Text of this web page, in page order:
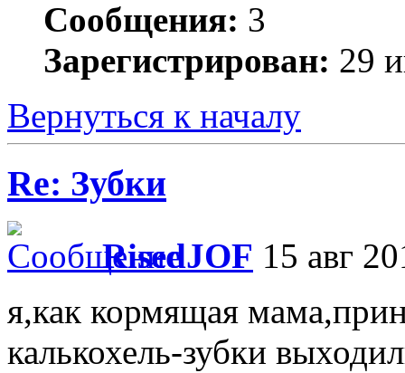
Сообщения: 3
Зарегистрирован: 29
Вернуться к началу
Re: Зубки
RisedJOF 15 авг
я,как кормящая
калькохель-зубки